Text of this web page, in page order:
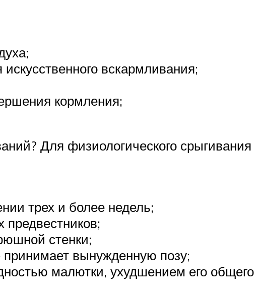
вскармливания;
кормления;
Для физиологического срыгивания
трех и более недель;
предвестников;
стенки;
вынужденную позу;
малютки, ухудшением его общего